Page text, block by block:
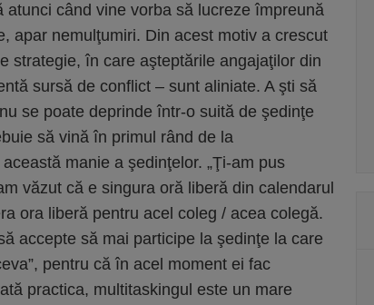
atunci când vine vorba să lucreze împreună
apar nemulţumiri. Din acest motiv a crescut
strategie, în care aşteptările angajaţilor din
sursă de conflict – sunt aliniate. A şti să
se poate deprinde într-o suită de şedinţe
să vină în primul rând de la
manie a şedinţelor. „Ţi-am pus
văzut că e singura oră liberă din calendarul
ora liberă pentru acel coleg / acea colegă.
accepte să mai participe la şedinţe la care
pentru că în acel moment ei fac
practica, multitaskingul este un mare